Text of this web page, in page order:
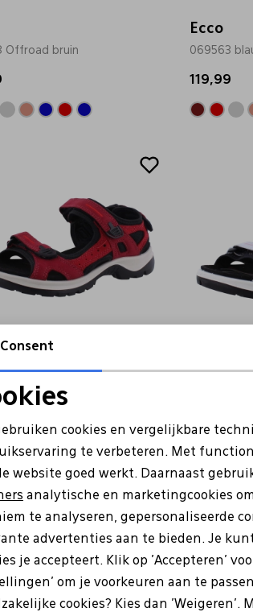
Offroad bruin
Ecco
069563
119,99
Offroad rood
Ecco
cookies
cookies
Consent
cookies en vergelijkbare
te verbeteren. Met
website goed werkt. Daarnaast
analytische en marketingcookies
te analyseren, gepersonaliseerde
advertenties aan te bieden. Je
je accepteert. Klik op 'Accepteren'
om je voorkeuren aan te
cookies? Kies dan 'Weigeren'.